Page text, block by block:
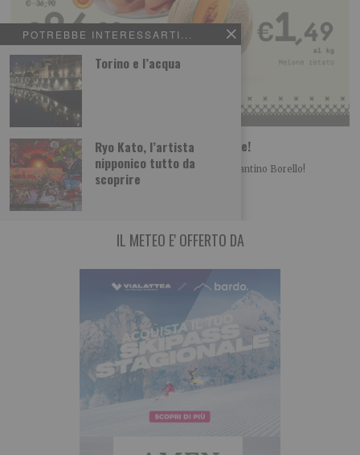
POTREBBE INTERESSARTI...
Torino e l’acqua
Ryo Kato, l’artista
nipponico tutto da
scoprire
Borello supermercati: ecco le nuove offerte!
Informazione promozionale È arrivato il nuovo volantino Borello!
Approfitta delle offerte fino al 1 luglio e
IL METEO E' OFFERTO DA